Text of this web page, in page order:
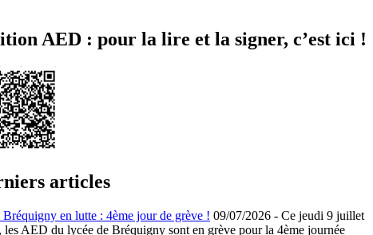
AED : pour la lire et la signer, c’est ici !
articles
en lutte : 4ème jour de grève ! 09/07/2026 - Ce jeudi 9 juillet
les AED du lycée de Bréquigny sont en grève pour la 4ème journée